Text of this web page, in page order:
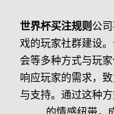
世界杯买注规则公
戏的玩家社群建设
会等多种方式与玩
响应玩家的需求，
与支持。通过这种方